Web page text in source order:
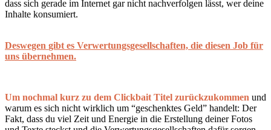
dass sich gerade im Internet gar nicht nachverfolgen lässt, wer deine
Inhalte konsumiert.
Deswegen gibt es Verwertungsgesellschaften, die diesen Job für
uns übernehmen.
Um nochmal kurz zu dem Clickbait Titel zurückzukommen und
warum es sich nicht wirklich um “geschenktes Geld” handelt: Der
Fakt, dass du viel Zeit und Energie in die Erstellung deiner Fotos